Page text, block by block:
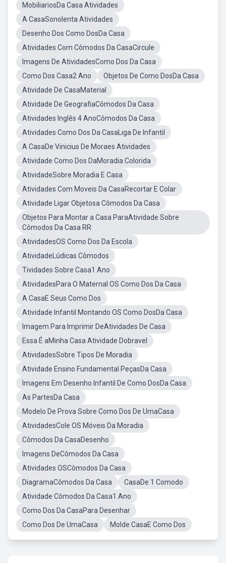
MobiliariosDa Casa Atividades
A CasaSonolenta Atividades
Desenho Dos Como DosDa Casa
Atividades Com Cômodos Da CasaCircule
Imagens De AtividadesComo Dos Da Casa
Como Dos Casa2 Ano
Objetos De Como DosDa Casa
Atividade De CasaMaterial
Atividade De GeografiaCômodos Da Casa
Atividades Inglês 4 AnoCômodos Da Casa
Atividades Como Dos Da CasaLiga De Infantil
A CasaDe Vinicius De Moraes Atividades
Atividade Como Dos DaMoradia Colorida
AtividadeSobre Moradia E Casa
Atividades Com Moveis Da CasaRecortar E Colar
Atividade Ligar Objetosa Cômodos Da Casa
Objetos Para Montar a Casa ParaAtividade Sobre
Cômodos Da Casa RR
AtividadesOS Como Dos Da Escola
AtividadeLúdicas Cômodos
Tividades Sobre Casa1 Ano
AtividadesPara O Maternal OS Como Dos Da Casa
A CasaE Seus Como Dos
Atividade Infantil Montando OS Como DosDa Casa
Imagem Para Imprimir DeAtividades De Casa
Essa É aMinha Casa Atividade Dobravel
AtividadesSobre Tipos De Moradia
Atividade Ensino Fundamental PeçasDa Casa
Imagens Em Desenho Infantil De Como DosDa Casa
As PartesDa Casa
Modelo De Prova Sobre Como Dos De UmaCasa
AtividadesCole OS Móveis Da Moradia
Cômodos Da CasaDesenho
Imagens DeCômodos Da Casa
Atividades OSCômodos Da Casa
DiagramaCômodos Da Casa
CasaDe 1 Comodo
Atividade Cômodos Da Casa1 Ano
Como Dos Da CasaPara Desenhar
Como Dos De UmaCasa
Molde CasaE Como Dos